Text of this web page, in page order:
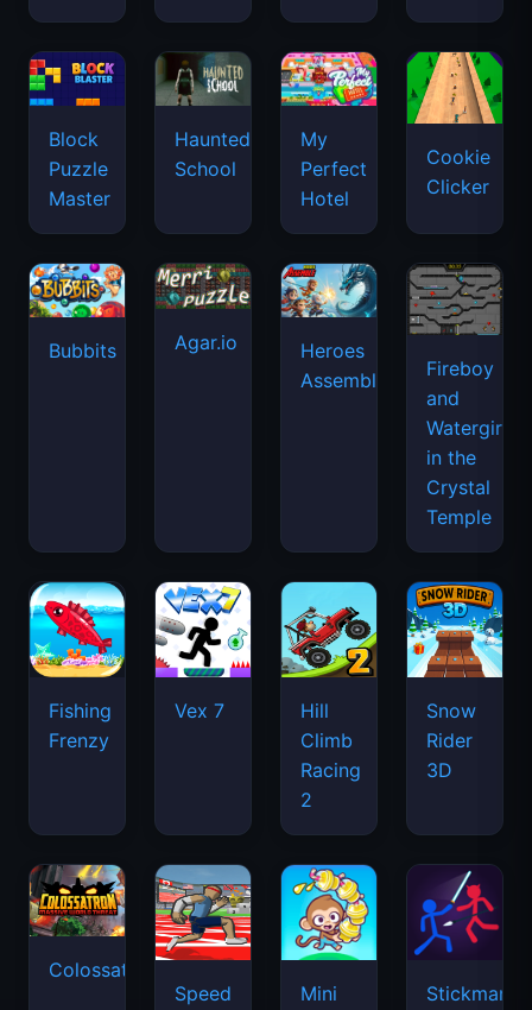
Block
Puzzle
Master
Haunted
School
My
Perfect
Hotel
Cookie
Clicker
Bubbits Agar.io
Heroes
Assemble
Fireboy
and
Watergirl
in the
Crystal
Temple
Fishing
Frenzy
Vex 7
Hill
Climb
Racing
2
Snow
Rider
3D
Colossatron
Speed
Mini
Stickman